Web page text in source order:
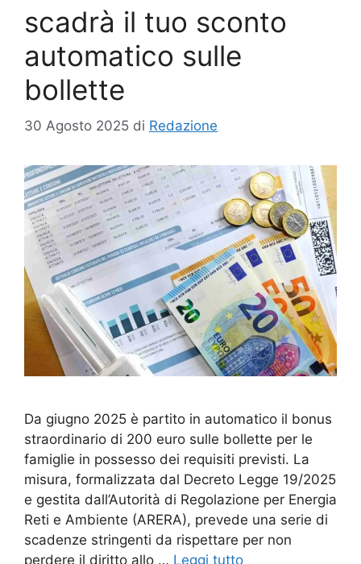
scadrà il tuo sconto
automatico sulle
bollette
30 Agosto 2025 di Redazione
Da giugno 2025 è partito in automatico il bonus
straordinario di 200 euro sulle bollette per le
famiglie in possesso dei requisiti previsti. La
misura, formalizzata dal Decreto Legge 19/2025
e gestita dall’Autorità di Regolazione per Energia
Reti e Ambiente (ARERA), prevede una serie di
scadenze stringenti da rispettare per non
perdere il diritto allo … Leggi tutto